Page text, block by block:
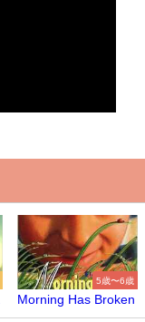
5歳〜6歳
Morning Has Broken